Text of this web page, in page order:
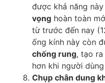
được khả năng
vọng hoàn toàn
từ trước đến nay
ống kính này còn
chống rung, tạo
hơn khi người
Chụp chân dung